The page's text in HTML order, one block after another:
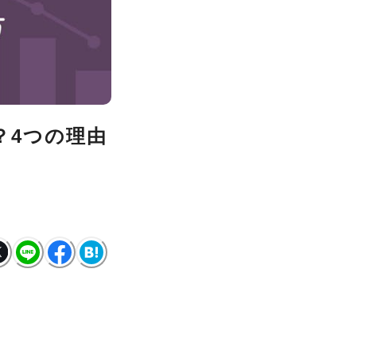
4つの理由